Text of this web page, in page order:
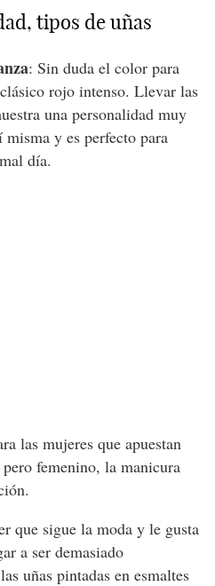
tipos de uñas
: Sin duda el color para
rojo intenso. Llevar las
una personalidad muy
y es perfecto para
día.
las mujeres que apuestan
femenino, la manicura
que sigue la moda y le gusta
a ser demasiado
uñas pintadas en esmaltes